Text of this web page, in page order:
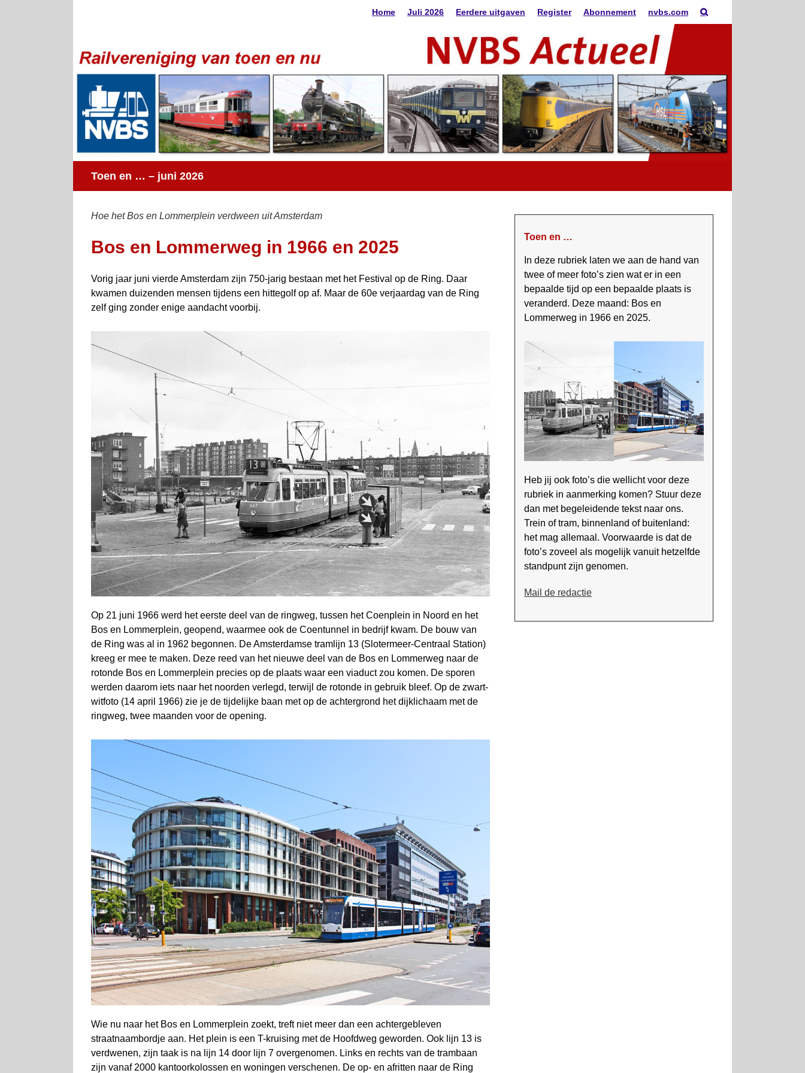
Home Juli 2026 Eerdere uitgaven Register Abonnement nvbs.com
Toen en … – juni 2026
Hoe het Bos en Lommerplein verdween uit Amsterdam
Bos en Lommerweg in 1966 en 2025
Vorig jaar juni vierde Amsterdam zijn 750-jarig bestaan met het Festival op de Ring. Daar
kwamen duizenden mensen tijdens een hittegolf op af. Maar de 60e verjaardag van de Ring
zelf ging zonder enige aandacht voorbij.
Op 21 juni 1966 werd het eerste deel van de ringweg, tussen het Coenplein in Noord en het
Bos en Lommerplein, geopend, waarmee ook de Coentunnel in bedrijf kwam. De bouw van
de Ring was al in 1962 begonnen. De Amsterdamse tramlijn 13 (Slotermeer-Centraal Station)
kreeg er mee te maken. Deze reed van het nieuwe deel van de Bos en Lommerweg naar de
rotonde Bos en Lommerplein precies op de plaats waar een viaduct zou komen. De sporen
werden daarom iets naar het noorden verlegd, terwijl de rotonde in gebruik bleef. Op de zwart-
witfoto (14 april 1966) zie je de tijdelijke baan met op de achtergrond het dijklichaam met de
ringweg, twee maanden voor de opening.
Wie nu naar het Bos en Lommerplein zoekt, treft niet meer dan een achter­gebleven
straatnaambordje aan. Het plein is een T-kruising met de Hoofdweg geworden. Ook lijn 13 is
verdwenen, zijn taak is na lijn 14 door lijn 7 over­genomen. Links en rechts van de trambaan
zijn vanaf 2000 kantoorkolossen en woningen verschenen. De op- en afritten naar de Ring
Toen en …
In deze rubriek laten we aan de hand van
twee of meer foto’s zien wat er in een
bepaalde tijd op een bepaalde plaats is
veranderd. Deze maand: Bos en
Lommerweg in 1966 en 2025.
Heb jij ook foto’s die wellicht voor deze
rubriek in aanmerking komen? Stuur deze
dan met begeleidende tekst naar ons.
Trein of tram, binnen­land of buitenland:
het mag alle­maal. Voorwaarde is dat de
foto’s zoveel als mogelijk vanuit het­zelfde
standpunt zijn genomen.
Mail de redactie